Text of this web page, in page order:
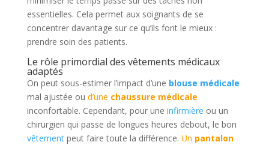
essentielles. Cela permet aux soignants de se
concentrer davantage sur ce qu’ils font le mieux :
prendre soin des patients.
Le rôle primordial des vêtements médicaux
adaptés
On peut sous-estimer l’impact d’une blouse médicale
mal ajustée ou d’une chaussure médicale
inconfortable. Cependant, pour une infirmière ou un
chirurgien qui passe de longues heures debout, le bon
vêtementpeut faire toute la différence. Un pantalon